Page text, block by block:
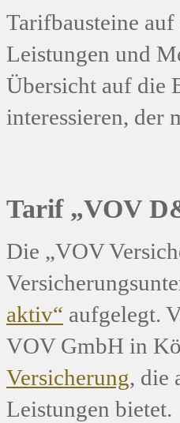
Tarifbausteine
Leistungen und
Übersicht auf die
interessieren, der
Tarif „VOV
Die „VOV
aktiv“ aufgelegt.
VOV GmbH in
Versicherung, die
Leistungen bietet.